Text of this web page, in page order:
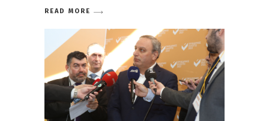
READ MORE